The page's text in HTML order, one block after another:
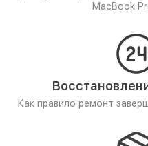
MacBook
Как правило ремонт